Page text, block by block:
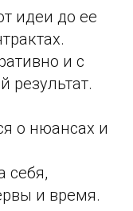
идеи до ее
и с
результат.
о нюансах и
себя,
и время.